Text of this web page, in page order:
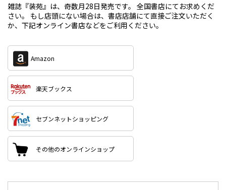
雑誌『装苑』は、奇数月28日発売です。 全国書店にてお求めくだ
さい。 もし店頭にない場合は、書店店舗にて直接ご注文いただく
か、下記オンライン書店などをご利用ください。